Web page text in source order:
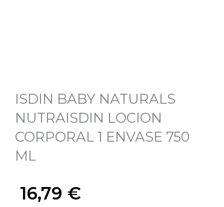
ISDIN BABY NATURALS
NUTRAISDIN LOCION
CORPORAL 1 ENVASE 750
ML
16,79 €